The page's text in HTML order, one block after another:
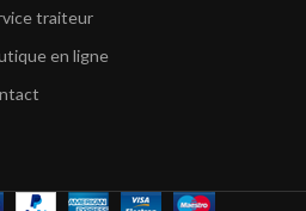
traiteur
en ligne